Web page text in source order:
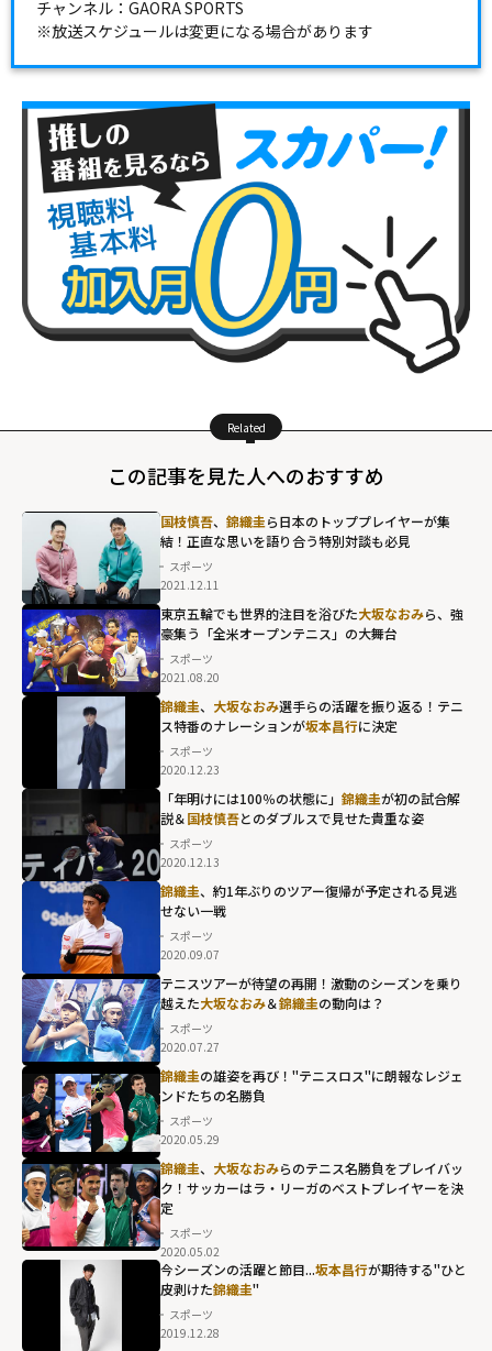
チャンネル：GAORA SPORTS
※放送スケジュールは変更になる場合があります
Related
この記事を見た人へのおすすめ
国枝慎吾、 錦織圭ら日本のトッププレイヤーが集
結！正直な思いを語り合う特別対談も必見
スポーツ
2021.12.11
東京五輪でも世界的注目を浴びた大坂なおみら、強
豪集う「全米オープンテニス」の大舞台
スポーツ
2021.08.20
錦織圭、 大坂なおみ選手らの活躍を振り返る！テニ
ス特番のナレーションが坂本昌行に決定
スポーツ
2020.12.23
「年明けには100％の状態に」 錦織圭が初の試合解
説＆国枝慎吾とのダブルスで見せた貴重な姿
スポーツ
2020.12.13
錦織圭、約1年ぶりのツアー復帰が予定される見逃
せない一戦
スポーツ
2020.09.07
テニスツアーが待望の再開！激動のシーズンを乗り
越えた大坂なおみ＆錦織圭の動向は？
スポーツ
2020.07.27
錦織圭の雄姿を再び！"テニスロス"に朗報なレジェ
ンドたちの名勝負
スポーツ
2020.05.29
錦織圭、 大坂なおみらのテニス名勝負をプレイバッ
ク！サッカーはラ・リーガのベストプレイヤーを決
定
スポーツ
2020.05.02
今シーズンの活躍と節目...坂本昌行が期待する"ひと
皮剥けた錦織圭"
スポーツ
2019.12.28